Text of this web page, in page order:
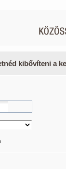
kibővíteni a